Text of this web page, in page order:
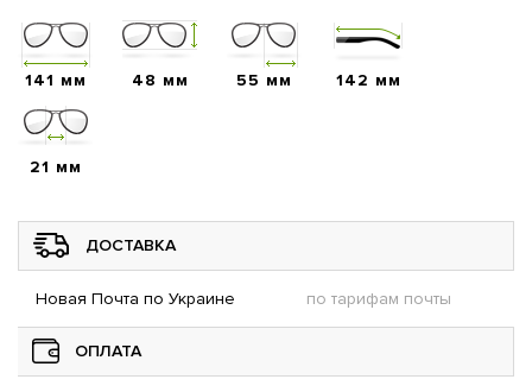
141 мм 48 мм 55 мм 142 мм
21 мм
ДОСТАВКА
Новая Почта по Украине по тарифам почты
ОПЛАТА